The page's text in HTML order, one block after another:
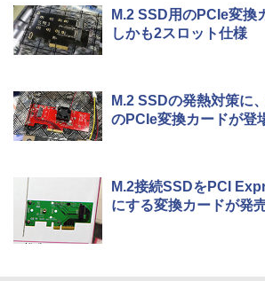
M.2 SSD用のPCIe変換
しかも2スロット仕様
M.2 SSDの発熱対策に
のPCIe変換カードが登
M.2接続SSDをPCI
にする変換カードが発